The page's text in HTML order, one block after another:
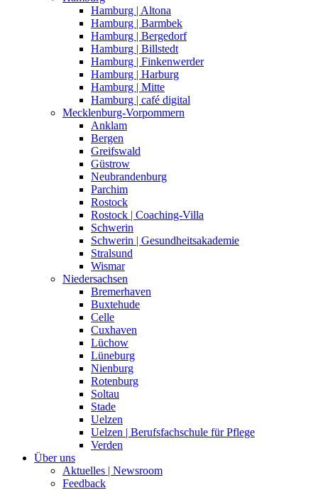
Hamburg | Altona
Hamburg | Barmbek
Hamburg | Bergedorf
Hamburg | Billstedt
Hamburg | Finkenwerder
Hamburg | Harburg
Hamburg | Mitte
Hamburg | café digital
Mecklenburg-Vorpommern
Anklam
Bergen
Greifswald
Güstrow
Neubrandenburg
Parchim
Rostock
Rostock | Coaching-Villa
Schwerin
Schwerin | Gesundheitsakademie
Stralsund
Wismar
Niedersachsen
Bremerhaven
Buxtehude
Celle
Cuxhaven
Lüchow
Lüneburg
Nienburg
Rotenburg
Soltau
Stade
Uelzen
Uelzen | Berufsfachschule für Pflege
Verden
Über uns
Aktuelles | Newsroom
Feedback